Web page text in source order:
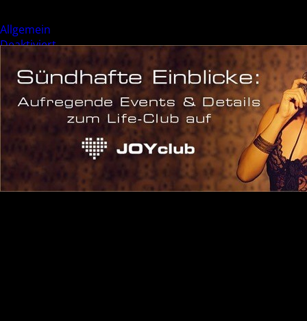
Allgemein
Deaktiviert
Event
Sonderevent
Meta
Anmelden
Eintrags-Feed
Kommentar-Feed
WordPress.org